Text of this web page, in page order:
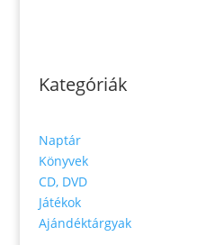
Kategóriák
Naptár
Könyvek
CD, DVD
Játékok
Ajándéktárgyak